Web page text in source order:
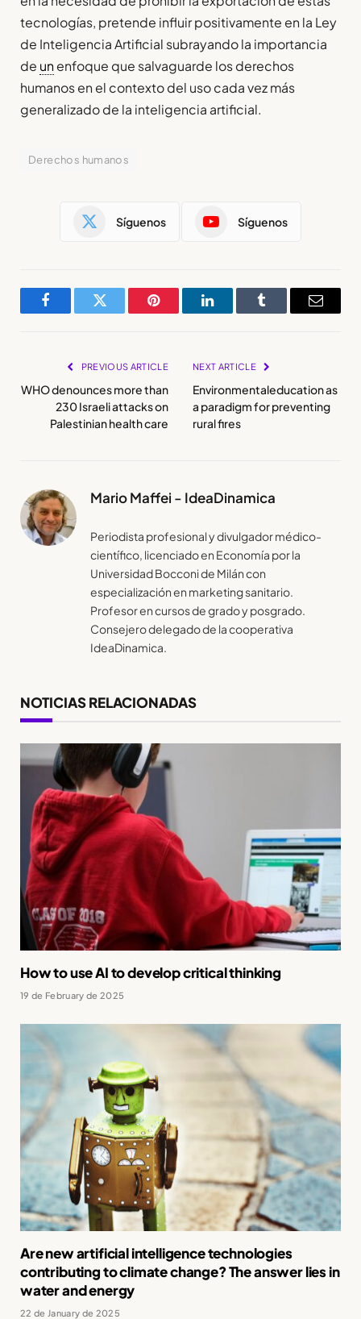
tecnologías, pretende influir positivamente en la Ley
de Inteligencia Artificial subrayando la importancia
de un enfoque que salvaguarde los derechos
humanos en el contexto del uso cada vez más
generalizado de la inteligencia artificial.
Derechos humanos
Síguenos Síguenos
FacebookTwitter Pinterest LinkedInTumblr Email
PREVIOUS ARTICLE
WHO denounces more than
230 Israeli attacks on
Palestinian health care
NEXT ARTICLE
Environmentaleducation as
a paradigm for preventing
rural fires
Mario Maffei - IdeaDinamica
Periodista profesional y divulgador médico-
científico, licenciado en Economía por la
Universidad Bocconi de Milán con
especialización en marketing sanitario.
Profesor en cursos de grado y posgrado.
Consejero delegado de la cooperativa
IdeaDinamica.
NOTICIAS RELACIONADAS
How to use AI to develop critical thinking
19 de February de 2025
Are new artificial intelligence technologies
contributing to climate change? The answer lies in
water and energy
22 de January de 2025